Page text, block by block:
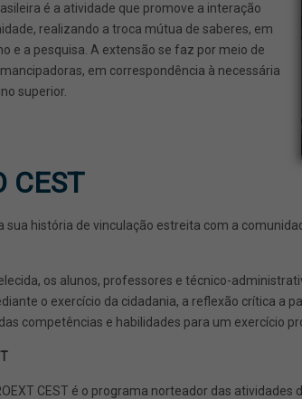
- comunidade
mútua de saberes
é a atividade que promove a interação
realizando a troca mútua de saberes, em
e a pesquisa. A extensão se faz por meio de
em correspondência à necessária
superior.
CEST
sua história de vinculação estreita com a
os alunos, professores e técnico-
o exercício da cidadania, a reflexão crítica a
competências e habilidades para um exercício
CEST é o programa norteador das